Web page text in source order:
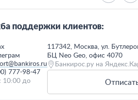
поддержки клиентов:
777-98-47
10:00 до
117342, Москва, ул.
БЦ Neo Geo, офис 4070
Банкирос.ру на